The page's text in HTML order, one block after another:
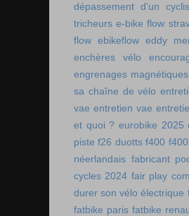
dépassement d'un
tricheurs e-bike flow
flow ebikeflow eddy
enchères vélo
engrenages magnétiques
sa chaîne de vélo
vae entretien vae
et quoi ? eurobike 2025
piste f26 duotts f400
néerlandais fabricant
cycles 2024 fair play
durer son vélo électrique
fatbike paris fatbike